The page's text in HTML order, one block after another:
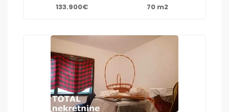
133.900€ 70 m2